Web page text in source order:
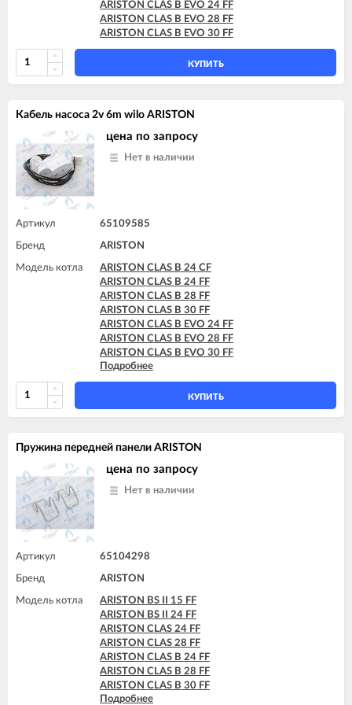
ARISTON CLAS B EVO 24 FF
ARISTON CLAS B EVO 28 FF
ARISTON CLAS B EVO 30 FF
КУПИТЬ
Кабель насоса 2v 6m wilo ARISTON
цена по запросу
Нет в наличии
Артикул 65109585
Бренд ARISTON
Модель котла
ARISTON CLAS B 24 CF
ARISTON CLAS B 24 FF
ARISTON CLAS B 28 FF
ARISTON CLAS B 30 FF
ARISTON CLAS B EVO 24 FF
ARISTON CLAS B EVO 28 FF
ARISTON CLAS B EVO 30 FF
ARISTON GENUS 32 FF
ARISTON GENUS 35 FF
ARISTON GENUS 36 FF
ARISTON GENUS EVO 35 FF
Подробнее
КУПИТЬ
Пружина передней панели ARISTON
цена по запросу
Нет в наличии
Артикул 65104298
Бренд ARISTON
Модель котла
ARISTON BS II 15 FF
ARISTON BS II 24 FF
ARISTON CLAS 24 FF
ARISTON CLAS 28 FF
ARISTON CLAS B 24 FF
ARISTON CLAS B 28 FF
ARISTON CLAS B 30 FF
ARISTON CLAS B EVO 24 FF
Подробнее